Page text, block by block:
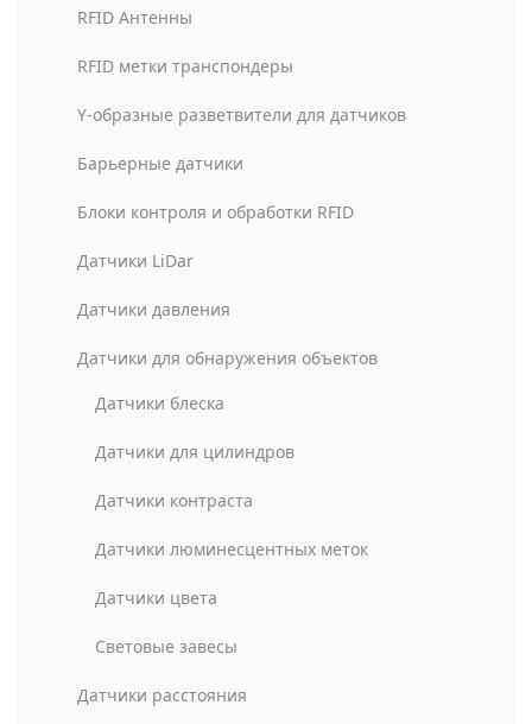
RFID Антенны
RFID метки транспондеры
Y-образные разветвители для датчиков
Барьерные датчики
Блоки контроля и обработки RFID
Датчики LiDar
Датчики давления
Датчики для обнаружения объектов
Датчики блеска
Датчики для цилиндров
Датчики контраста
Датчики люминесцентных меток
Датчики цвета
Световые завесы
Датчики расстояния